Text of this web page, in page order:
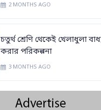
2 MONTHS AGO
চতুর্থ শ্রেণি থেকেই খেলাধুলা
করার পরিকল্পনা
3 MONTHS AGO